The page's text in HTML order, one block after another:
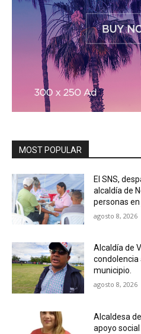
MOST POPULAR
El SNS,
alcaldía de
personas
agosto 8, 2026
Alcaldía de
condolencia
municipio.
agosto 8, 2026
Alcaldesa
apoyo